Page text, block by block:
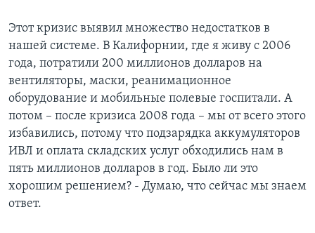
Этот кризис выявил множество недостатков в
нашей системе. В Калифорнии, где я живу с 2006
года, потратили 200 миллионов долларов на
вентиляторы, маски, реанимационное
оборудование и мобильные полевые госпитали. А
потом – после кризиса 2008 года – мы от всего этого
избавились, потому что подзарядка аккумуляторов
ИВЛ и оплата складских услуг обходились нам в
пять миллионов долларов в год. Было ли это
хорошим решением? - Думаю, что сейчас мы знаем
ответ.